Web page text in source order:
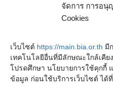
จัดการ การอนุ
Cookies
เว็บไซต์ https://main.bia.or.th มี
เทคโนโลยีอื่นที่มีลักษณะใกล้เคีย
โปรดศึกษา นโยบายการใช้คุกกี้
ข้อมูล ก่อนใช้บริการเว็บไซต์ ได้